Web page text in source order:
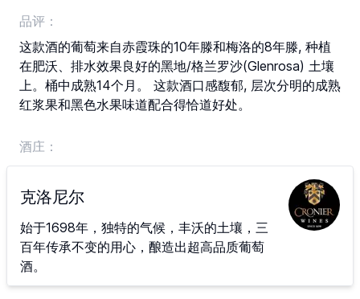
品评：
这款酒的葡萄来自赤霞珠的10年滕和梅洛的8年滕, 种植
在肥沃、排水效果良好的黑地/格兰罗沙(Glenrosa) 土壤
上。桶中成熟14个月。 这款酒口感馥郁, 层次分明的成熟
红浆果和黑色水果味道配合得恰道好处。
酒庄：
克洛尼尔
始于1698年，独特的气候，丰沃的土壤，三
百年传承不变的用心，酿造出超高品质葡萄
酒。